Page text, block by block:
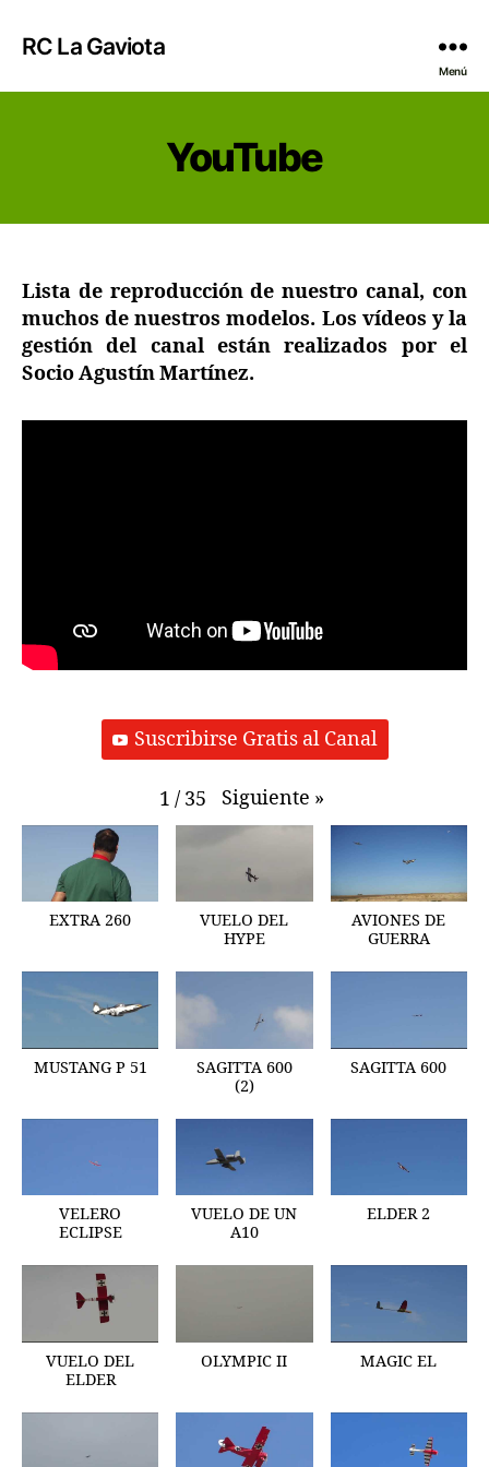
RC La Gaviota
Menú
YouTube
Lista de reproducción de nuestro canal, con
muchos de nuestros modelos. Los vídeos y la
gestión del canal están realizados por el
Socio Agustín Martínez.
Suscribirse Gratis al Canal
1 / 35 Siguiente »
EXTRA 260
VUELO DEL
HYPE
AVIONES DE
GUERRA
MUSTANG P 51
SAGITTA 600
(2)
SAGITTA 600
VELERO
ECLIPSE
VUELO DE UN
A10
ELDER 2
VUELO DEL
ELDER
OLYMPIC II MAGIC EL